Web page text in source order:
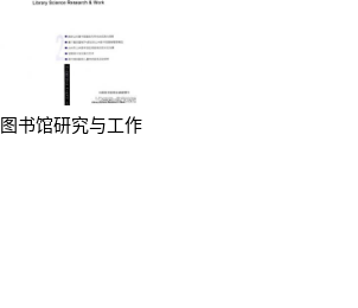
图书馆研究与工作